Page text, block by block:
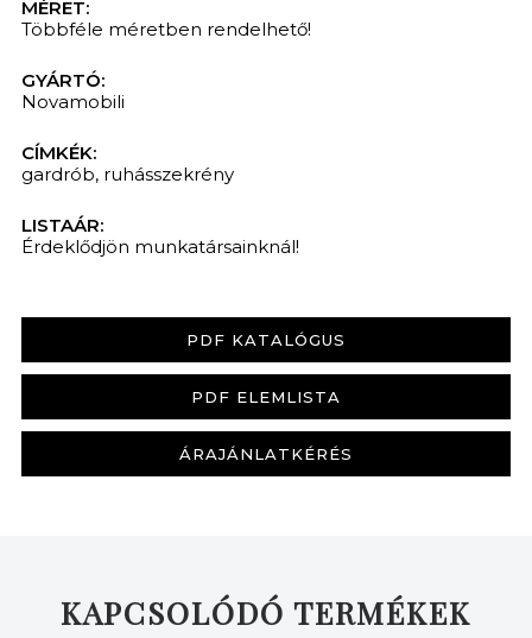
MÉRET:
Többféle méretben rendelhető!
GYÁRTÓ:
Novamobili
CÍMKÉK:
gardrób, ruhásszekrény
LISTAÁR:
Érdeklődjön munkatársainknál!
PDF KATALÓGUS
PDF ELEMLISTA
ÁRAJÁNLATKÉRÉS
KAPCSOLÓDÓ TERMÉKEK